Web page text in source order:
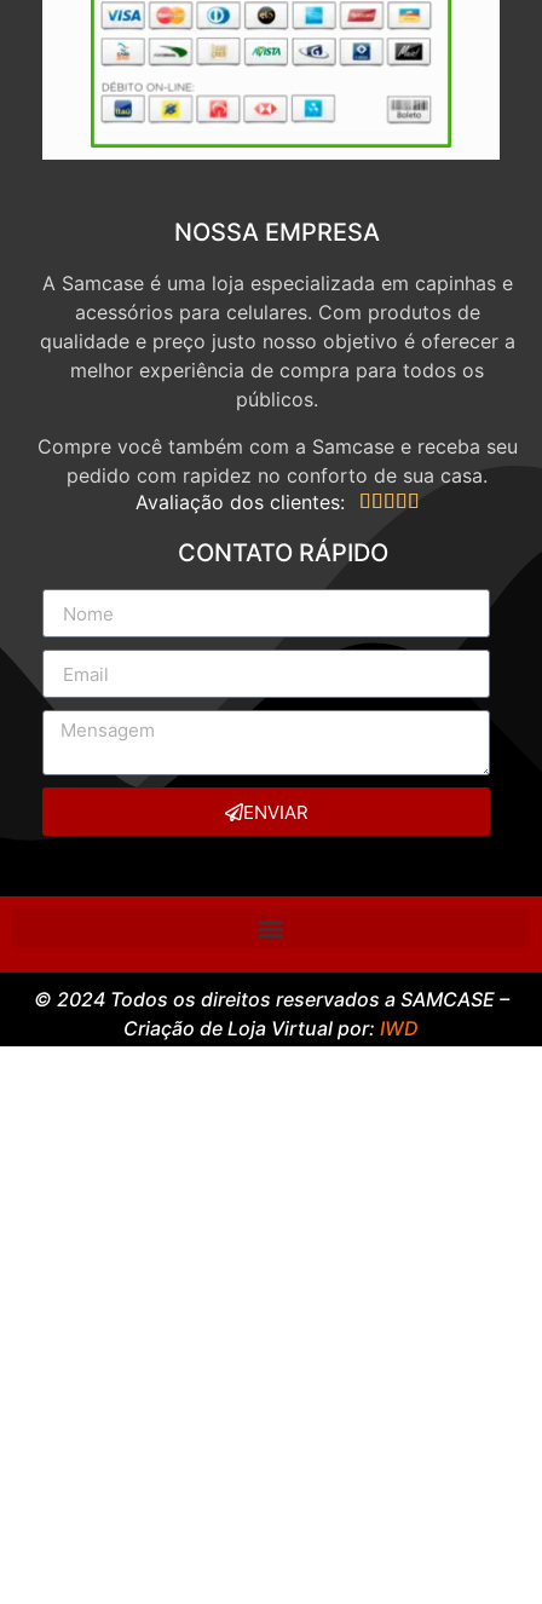
NOSSA EMPRESA
A Samcase é uma loja especializada em capinhas e
acessórios para celulares. Com produtos de
qualidade e preço justo nosso objetivo é oferecer a
melhor experiência de compra para todos os
públicos.
Compre você também com a Samcase e receba seu
pedido com rapidez no conforto de sua casa.
Avaliação dos clientes:
    
CONTATO RÁPIDO
ENVIAR
© 2024 Todos os direitos reservados a SAMCASE –
Criação de Loja Virtual por: IWD